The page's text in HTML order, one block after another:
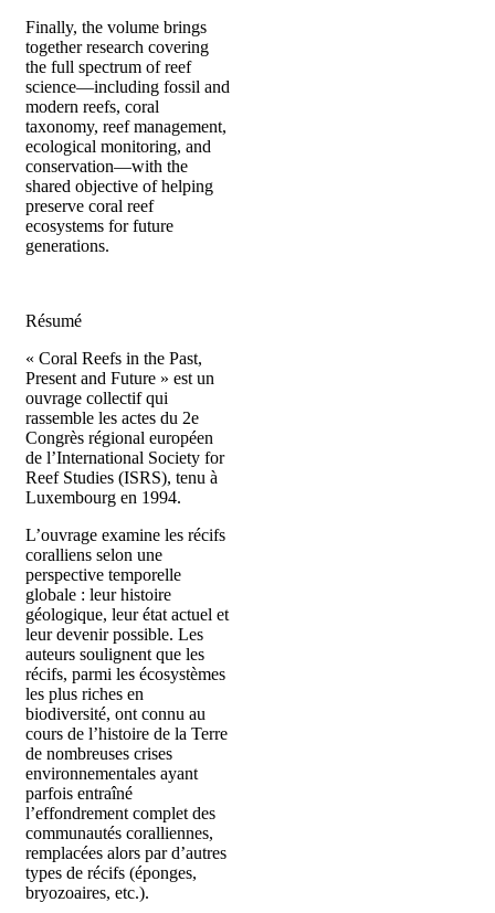
Finally, the volume brings
together research covering
the full spectrum of reef
science—including fossil and
modern reefs, coral
taxonomy, reef management,
ecological monitoring, and
conservation—with the
shared objective of helping
preserve coral reef
ecosystems for future
generations.
Résumé
« Coral Reefs in the Past,
Present and Future » est un
ouvrage collectif qui
rassemble les actes du 2e
Congrès régional européen
de l’International Society for
Reef Studies (ISRS), tenu à
Luxembourg en 1994.
L’ouvrage examine les récifs
coralliens selon une
perspective temporelle
globale : leur histoire
géologique, leur état actuel et
leur devenir possible. Les
auteurs soulignent que les
récifs, parmi les écosystèmes
les plus riches en
biodiversité, ont connu au
cours de l’histoire de la Terre
de nombreuses crises
environnementales ayant
parfois entraîné
l’effondrement complet des
communautés coralliennes,
remplacées alors par d’autres
types de récifs (éponges,
bryozoaires, etc.).